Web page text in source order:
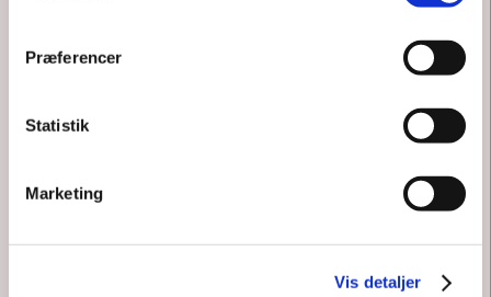
Præferencer
Statistik
Marketing
Vis detaljer
OPRET TESTAMENTE MED
MedMine Arvinger
, kan du få oprettet et skræddersyet
testamente helt gratis inkl. personlig rådgivning, når du
30% løsningeneller
med et legat på minimum 25.000 kr.
Bliv klogere på, hvordan du kan betænke Bornholms Museum i
dit testamente eller med et legat ved at booke en gratis og